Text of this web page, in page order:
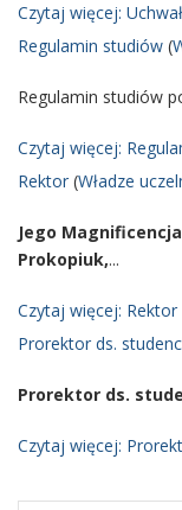
Czytaj więcej:
Regulamin studiów (
Regulamin studiów
Czytaj więcej:
Rektor (Władze
Jego
Prokopiuk,...
Czytaj więcej: Rektor
Prorektor ds.
Prorektor ds.
Czytaj więcej: